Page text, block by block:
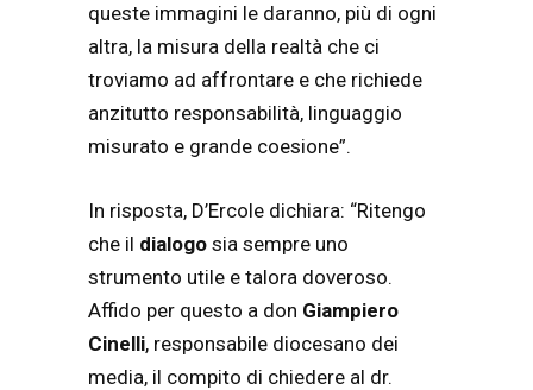
queste immagini le daranno, più di ogni
altra, la misura della realtà che ci
troviamo ad affrontare e che richiede
anzitutto responsabilità, linguaggio
misurato e grande coesione”.
In risposta, D’Ercole dichiara: “Ritengo
che il dialogo sia sempre uno
strumento utile e talora doveroso.
Affido per questo a don Giampiero
Cinelli, responsabile diocesano dei
media, il compito di chiedere al dr.